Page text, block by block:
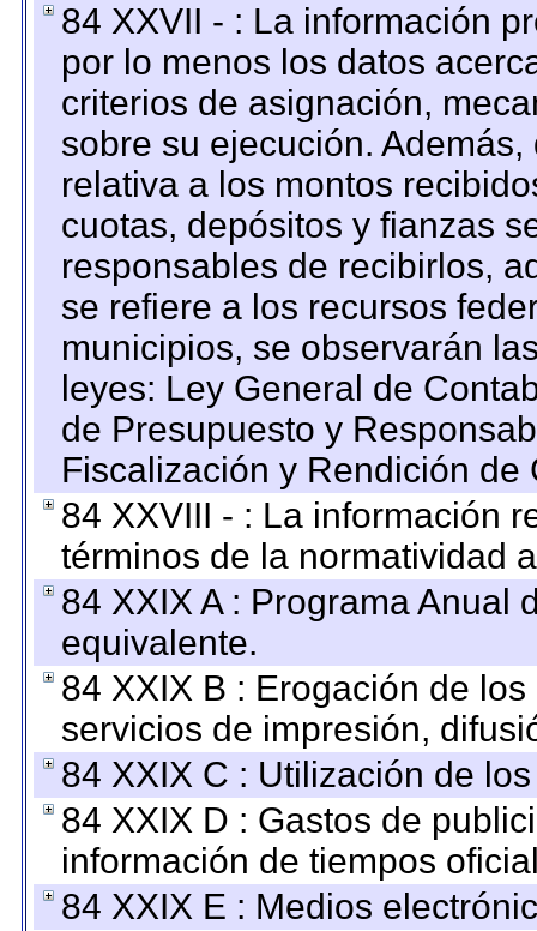
84 XXVII - : La información
por lo menos los datos
criterios de asignación,
sobre su ejecución.
relativa a los montos
cuotas, depósitos y fianzas
responsables de recibirlos,
se refiere a los recursos
municipios, se observarán
leyes: Ley General de
de Presupuesto y
Fiscalización y Rendición
84 XXVIII - : La información
términos de la normatividad
84 XXIX A : Programa Anual
equivalente.
84 XXIX B : Erogación de
servicios de impresión,
84 XXIX C : Utilización de
84 XXIX D : Gastos de
información de tiempos
84 XXIX E : Medios